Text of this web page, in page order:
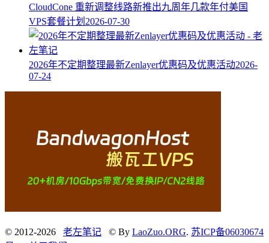
CloudCone 重新调整线路新推出九周年几款年付美国
VPS套餐计划 2026-07-30
2026年不定期整理最新Zenlayer优惠码及优惠活动2026-
07-24
© 2012-2026 老左笔记 © By LaoZuo.ORG. 苏ICP备06030674